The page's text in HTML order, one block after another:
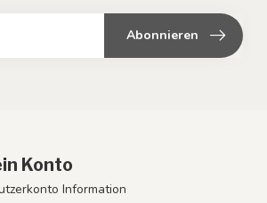
Abonnieren
Konto
Information